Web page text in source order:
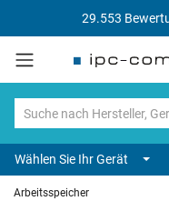
29.553
Wählen Sie Ihr Gerät
Arbeitsspeicher